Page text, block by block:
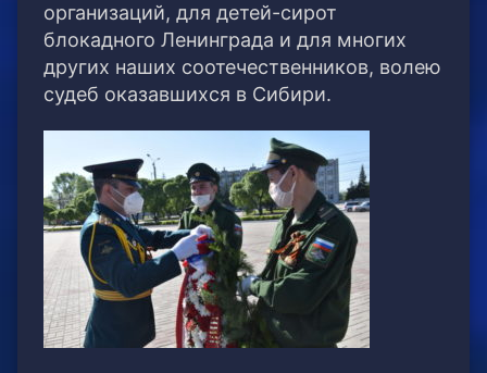
организаций, для детей-сирот
блокадного Ленинграда и для многих
других наших соотечественников, волею
судеб оказавшихся в Сибири.